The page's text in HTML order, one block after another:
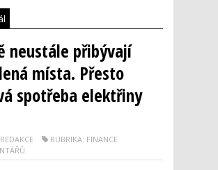
neustále přibývají
místa. Přesto
spotřeba elektřiny
RUBRIKA: FINANCE